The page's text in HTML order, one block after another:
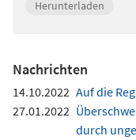
Herunterladen
Nachrichten
14.10.2022 Auf die
27.01.2022
durch